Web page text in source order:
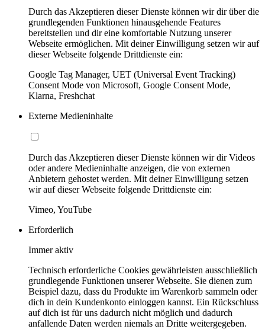
Durch das Akzeptieren dieser Dienste können wir dir über die
grundlegenden Funktionen hinausgehende Features
bereitstellen und dir eine komfortable Nutzung unserer
Webseite ermöglichen. Mit deiner Einwilligung setzen wir auf
dieser Webseite folgende Drittdienste ein:
Google Tag Manager, UET (Universal Event Tracking)
Consent Mode von Microsoft, Google Consent Mode,
Klarna, Freshchat
Externe Medieninhalte
Durch das Akzeptieren dieser Dienste können wir dir Videos
oder andere Medieninhalte anzeigen, die von externen
Anbietern gehostet werden. Mit deiner Einwilligung setzen
wir auf dieser Webseite folgende Drittdienste ein:
Vimeo, YouTube
Erforderlich
Immer aktiv
Technisch erforderliche Cookies gewährleisten ausschließlich
grundlegende Funktionen unserer Webseite. Sie dienen zum
Beispiel dazu, dass du Produkte im Warenkorb sammeln oder
dich in dein Kundenkonto einloggen kannst. Ein Rückschluss
auf dich ist für uns dadurch nicht möglich und dadurch
anfallende Daten werden niemals an Dritte weitergegeben.